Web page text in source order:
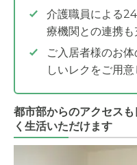
介護職員による
療機関との連携も
ご入居者様のお
しいレクをご用
都市部からのアクセス
く生活いただけます